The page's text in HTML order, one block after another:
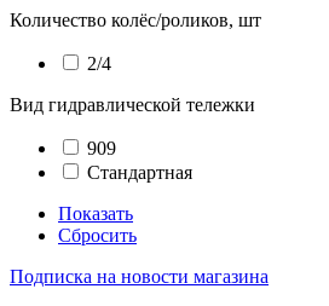
Количество колёс/роликов, шт
2/4
Вид гидравлической тележки
909
Стандартная
Показать
Сбросить
Подписка на новости магазина